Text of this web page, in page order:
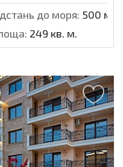
до моря: 500 м.
249 кв. м.